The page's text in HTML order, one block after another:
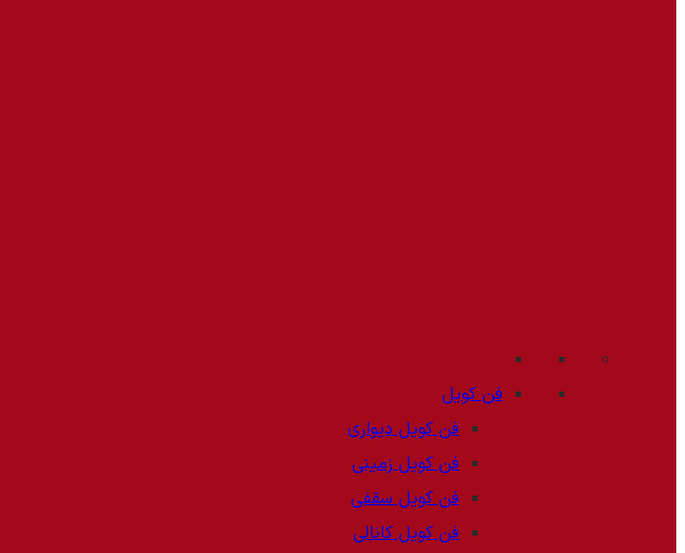
فن کویل
فن کویل دیواری
فن کویل زمینی
فن کویل سقفی
فن کویل کانالی